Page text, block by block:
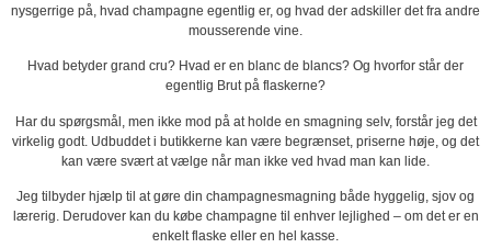
nysgerrige på, hvad champagne egentlig er, og hvad der adskiller det fra andre
mousserende vine.
Hvad betyder grand cru? Hvad er en blanc de blancs? Og hvorfor står der
egentlig Brut på flaskerne?
Har du spørgsmål, men ikke mod på at holde en smagning selv, forstår jeg det
virkelig godt. Udbuddet i butikkerne kan være begrænset, priserne høje, og det
kan være svært at vælge når man ikke ved hvad man kan lide.
Jeg tilbyder hjælp til at gøre din champagnesmagning både hyggelig, sjov og
lærerig. Derudover kan du købe champagne til enhver lejlighed – om det er en
enkelt flaske eller en hel kasse.